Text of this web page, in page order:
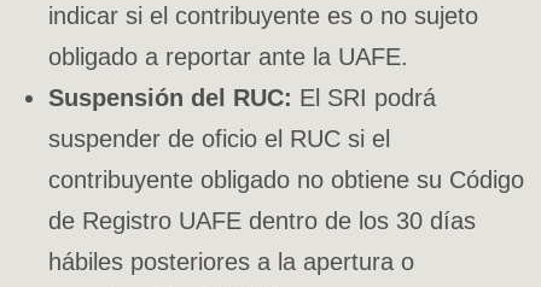
indicar si el contribuyente es o no sujeto
obligado a reportar ante la UAFE.
Suspensión del RUC: El SRI podrá
suspender de oficio el RUC si el
contribuyente obligado no obtiene su Código
de Registro UAFE dentro de los 30 días
hábiles posteriores a la apertura o